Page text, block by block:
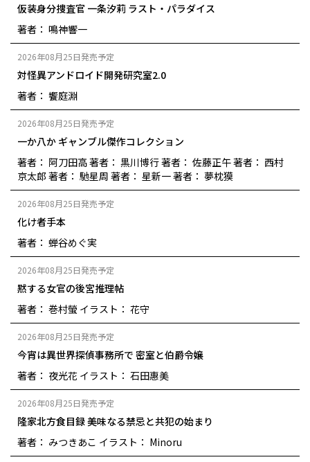
仮装身分捜査官 一条汐莉 ラスト・パラダイス
著者： 鳴神響一
2026年08月25日発売予定
対怪異アンドロイド開発研究室2.0
著者： 饗庭淵
2026年08月25日発売予定
一か八か ギャンブル傑作コレクション
著者： 阿刀田高著者： 黒川博行著者： 佐藤正午著者： 西村
京太郎 著者： 馳星周 著者： 星新一著者： 夢枕獏
2026年08月25日発売予定
化け者手本
著者： 蝉谷めぐ実
2026年08月25日発売予定
黙する女官の後宮推理帖
著者： 巻村螢 イラスト： 花守
2026年08月25日発売予定
今宵は異世界探偵事務所で 密室と伯爵令嬢
著者： 夜光花 イラスト： 石田惠美
2026年08月25日発売予定
隆家北方食目録 美味なる禁忌と共犯の始まり
著者： みつきあこ イラスト： Minoru